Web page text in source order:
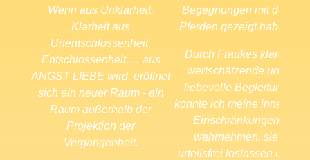
Wenn aus Unklarheit,
Klarheit aus
Unentschlossenheit,
Entschlossenheit,… aus
ANGST LIEBE wird, eröffnet
sich ein neuer Raum - ein
Raum außerhalb der
Projektion der
Vergangenheit.
Begegnungen mit den
Pferden gezeigt haben.
Durch Fraukes klare,
wertschätzende und
liebevolle Begleitung
konnte ich meine inneren
Einschränkungen
wahrnehmen, sie
urteilsfrei loslassen und